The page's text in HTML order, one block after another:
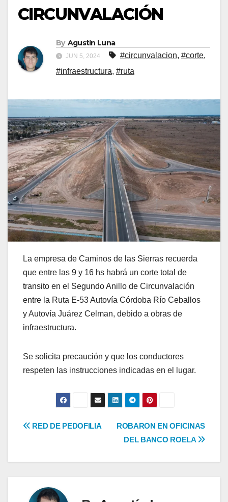
CIRCUNVALACIÓN
By Agustín Luna
JUN 5, 2024 #circunvalacion, #corte,
#infraestructura, #ruta
La empresa de Caminos de las Sierras recuerda
que entre las 9 y 16 hs habrá un corte total de
transito en el Segundo Anillo de Circunvalación
entre la Ruta E-53 Autovía Córdoba Río Ceballos
y Autovía Juárez Celman, debido a obras de
infraestructura.
Se solicita precaución y que los conductores
respeten las instrucciones indicadas en el lugar.
Navegación
ROBARON EN OFICINAS
DEL BANCO ROELA
RED DE PEDOFILIA